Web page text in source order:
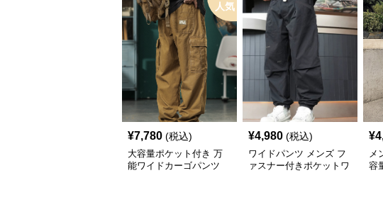
人気
¥7,780 (税込)
大容量ポケット付き 万
能ワイドカーゴパンツ
¥4,980 (税込)
ワイドパンツ メンズ フ
ァスナー付きポケットワ
¥
メ
容